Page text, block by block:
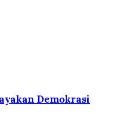
Demokrasi